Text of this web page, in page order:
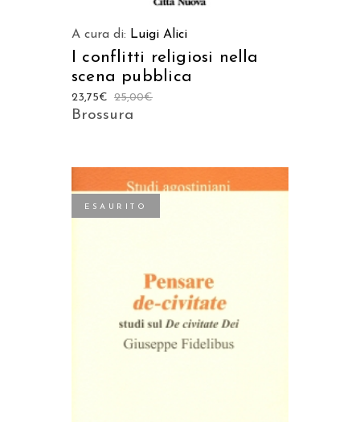
A cura di: Luigi Alici
I conflitti religiosi nella
scena pubblica
25,00€
23,75€
Brossura
ESAURITO
LEGGI TUTTO